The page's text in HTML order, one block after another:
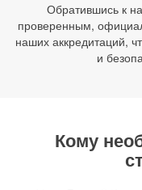
Обратившись к
проверенным,
наших аккредитаций,
и
Кому